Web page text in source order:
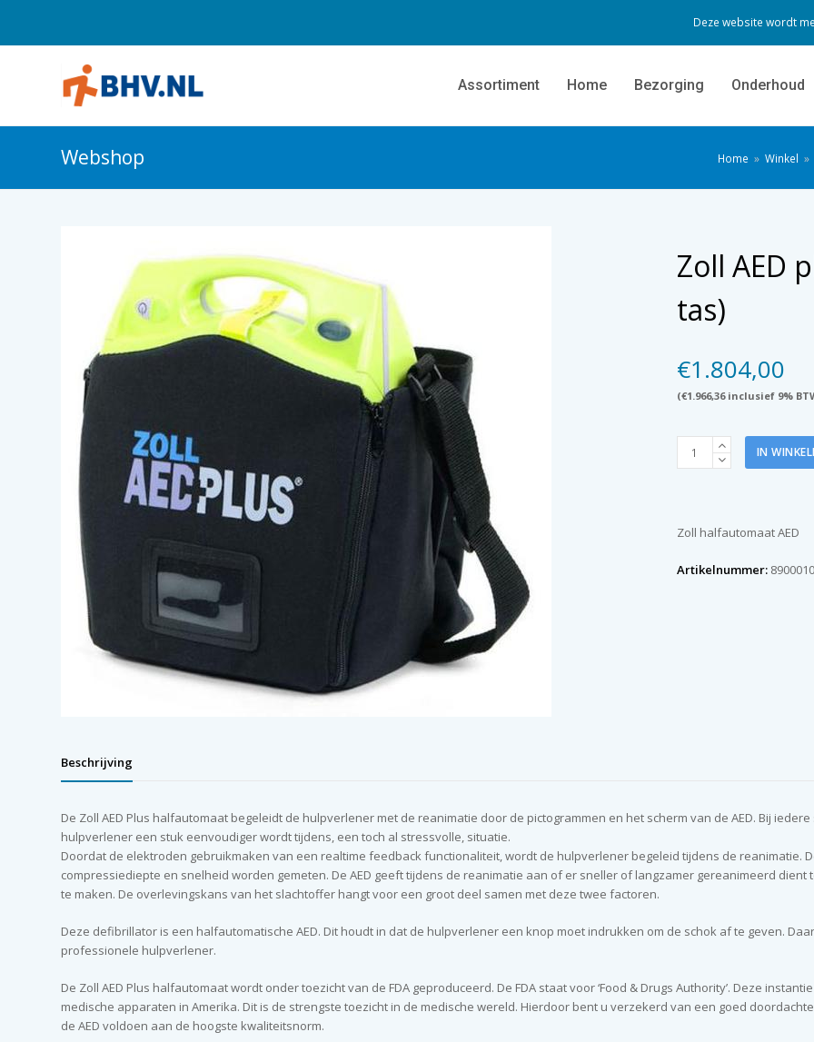
Deze website wordt
Assortiment Home Bezorging Onderhoud
Webshop Home » Winkel »
Zoll AED
tas)
€1.804,00
(€1.966,36inclusief 9%
Zoll
AED
tas)
IN
Zoll halfautomaat AED
Artikelnummer:
Beschrijving
De Zoll AED Plus halfautomaat begeleidt de hulpverlener met de reanimatie door de pictogrammen en het scherm van de AED. Bij
hulpverlener een stuk eenvoudiger wordt tijdens, een toch al stressvolle, situatie.
Doordat de elektroden gebruikmaken van een realtime feedback functionaliteit, wordt de hulpverlener begeleid tijdens de reanimatie.
compressiediepte en snelheid worden gemeten. De AED geeft tijdens de reanimatie aan of er sneller of langzamer gereanimeerd
te maken. De overlevingskans van het slachtoffer hangt voor een groot deel samen met deze twee factoren.
Deze defibrillator is een halfautomatische AED. Dit houdt in dat de hulpverlener een knop moet indrukken om de schok af te geven.
professionele hulpverlener.
De Zoll AED Plus halfautomaat wordt onder toezicht van de FDA geproduceerd. De FDA staat voor ‘Food & Drugs Authority’. Deze
medische apparaten in Amerika. Dit is de strengste toezicht in de medische wereld. Hierdoor bent u verzekerd van een goed
de AED voldoen aan de hoogste kwaliteitsnorm.